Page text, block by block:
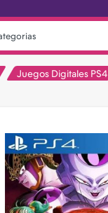
Juegos Digitales PS4